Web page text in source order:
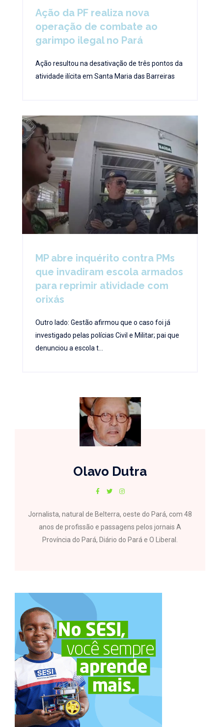
Ação da PF realiza nova
operação de combate ao
garimpo ilegal no Pará
Ação resultou na desativação de três pontos da
atividade ilícita em Santa Maria das Barreiras
MP abre inquérito contra PMs
que invadiram escola armados
para reprimir atividade com
orixás
Outro lado: Gestão afirmou que o caso foi já
investigado pelas polícias Civil e Militar; pai que
denunciou a escola t...
Olavo Dutra
Jornalista, natural de Belterra, oeste do Pará, com 48
anos de profissão e passagens pelos jornais A
Província do Pará, Diário do Pará e O Liberal.